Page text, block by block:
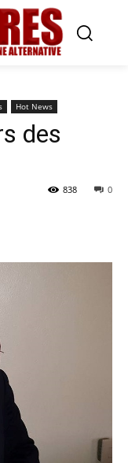
Hot News
des
0
838